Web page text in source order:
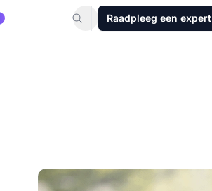
Raadpleeg een expert